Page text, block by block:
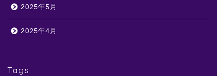
2025年5月
2025年4月
Tags